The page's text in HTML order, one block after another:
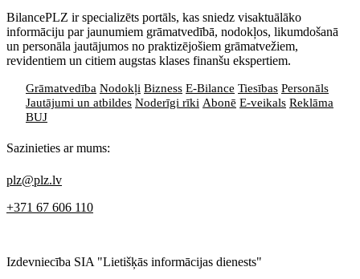
BilancePLZ ir specializēts portāls, kas sniedz visaktuālāko
informāciju par jaunumiem grāmatvedībā, nodokļos, likumdošanā
un personāla jautājumos no praktizējošiem grāmatvežiem,
revidentiem un citiem augstas klases finanšu ekspertiem.
Grāmatvedība Nodokļi Bizness E-Bilance Tiesības Personāls
Jautājumi un atbildes Noderīgi rīki Abonē E-veikals Reklāma
BUJ
Sazinieties ar mums:
plz@plz.lv
+371 67 606 110
Izdevniecība SIA "Lietišķās informācijas dienests"